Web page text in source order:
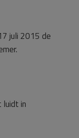
juli 2015 de
luidt in